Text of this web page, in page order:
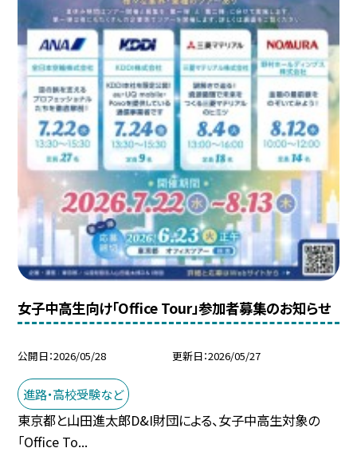
女子中高生向け「Office Tour」参加者募集のお知らせ
公開日 2026/05/28 更新日 2026/05/27
進路・高校受験など
東京都と山田進太郎D&I財団による、女子中高生対象の
「Office To...